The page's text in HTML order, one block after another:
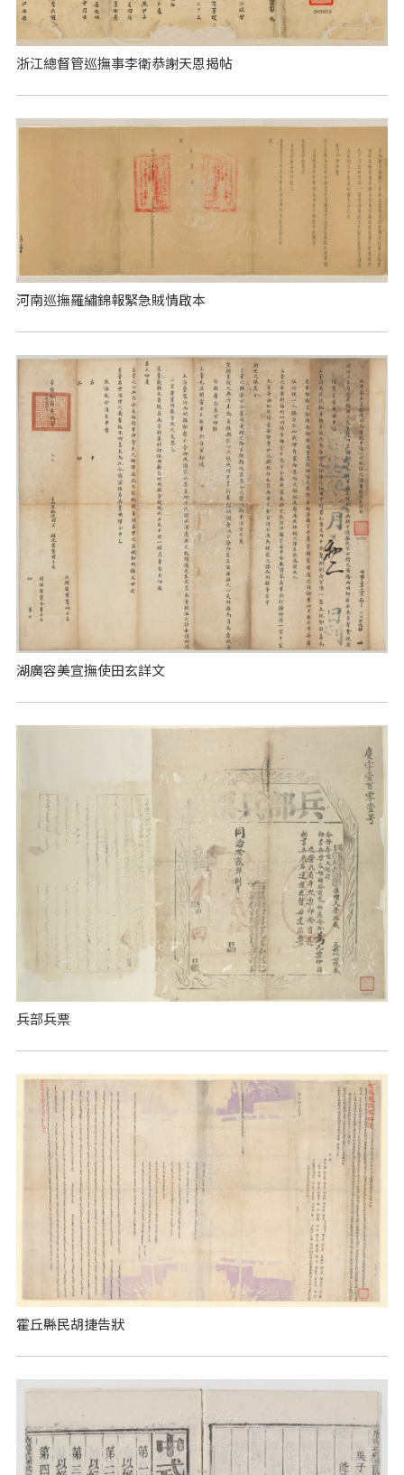
浙江總督管巡撫事李衛恭謝天恩揭帖
河南巡撫羅繡錦報緊急賊情啟本
湖廣容美宣撫使田玄詳文
兵部兵票
霍丘縣民胡捷告狀